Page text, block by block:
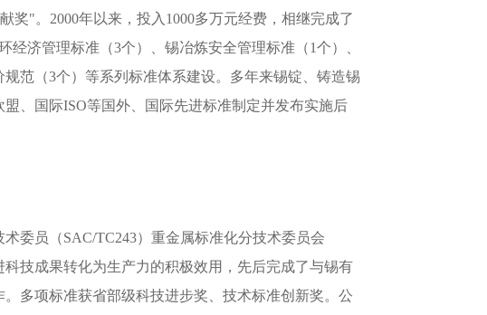
奖"。2000年以来，投入1000多万元经费，相继完成了
济管理标准（3个）、锡冶炼安全管理标准（1个）、
范（3个）等系列标准体系建设。多年来锡锭、铸造锡
、国际ISO等国外、国际先进标准制定并发布实施后
委员（SAC/TC243）重金属标准化分技术委员会
科技成果转化为生产力的积极效用，先后完成了与锡有
多项标准获省部级科技进步奖、技术标准创新奖。公